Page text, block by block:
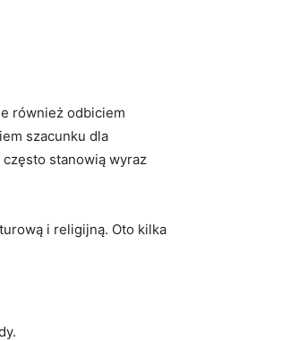
również odbiciem
szacunku dla
stanowią wyraz
i religijną. Oto kilka